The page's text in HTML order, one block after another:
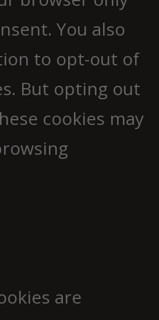
You also
to opt-out of
But opting out
cookies may
are